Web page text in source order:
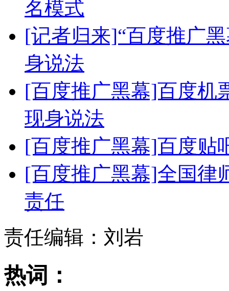
名模式
[记者归来]“百度推广
身说法
[百度推广黑幕]百度机
现身说法
[百度推广黑幕]百度贴
[百度推广黑幕]全国律
责任
责任编辑：刘岩
热词：